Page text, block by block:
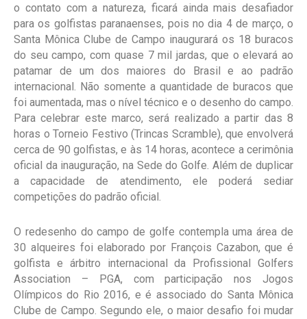
o contato com a natureza, ficará ainda mais desafiador
para os golfistas paranaenses, pois no dia 4 de março, o
Santa Mônica Clube de Campo inaugurará os 18 buracos
do seu campo, com quase 7 mil jardas, que o elevará ao
patamar de um dos maiores do Brasil e ao padrão
internacional. Não somente a quantidade de buracos que
foi aumentada, mas o nível técnico e o desenho do campo.
Para celebrar este marco, será realizado a partir das 8
horas o Torneio Festivo (Trincas Scramble), que envolverá
cerca de 90 golfistas, e às 14 horas, acontece a cerimônia
oficial da inauguração, na Sede do Golfe. Além de duplicar
a capacidade de atendimento, ele poderá sediar
competições do padrão oficial.
O redesenho do campo de golfe contempla uma área de
30 alqueires foi elaborado por François Cazabon, que é
golfista e árbitro internacional da Profissional Golfers
Association – PGA, com participação nos Jogos
Olímpicos do Rio 2016, e é associado do Santa Mônica
Clube de Campo. Segundo ele, o maior desafio foi mudar